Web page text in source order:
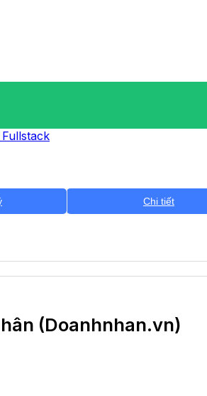
Chi tiết
(Doanhnhan.vn)